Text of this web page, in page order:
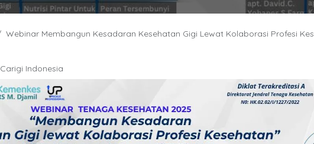
Webinar Membangun Kesadaran Kesehatan Gigi Lewat Kolaborasi Profesi Kesehatan
Carigi Indonesia